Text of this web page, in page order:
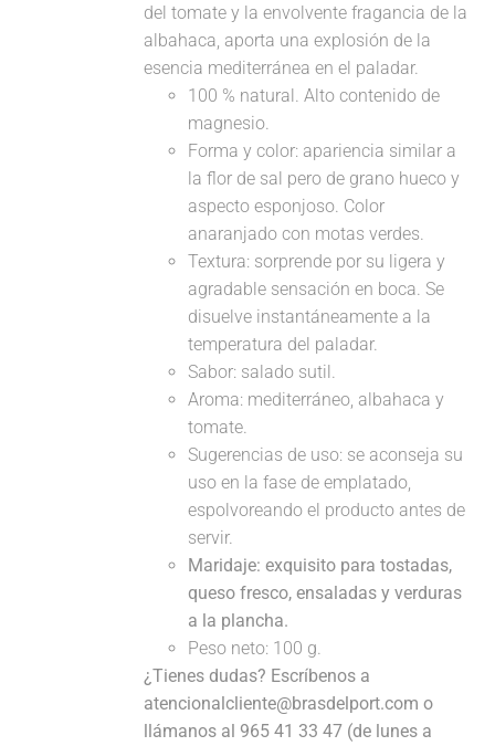
del tomate y la envolvente fragancia de la
albahaca, aporta una explosión de la
esencia mediterránea en el paladar.
100 % natural. Alto contenido de
magnesio.
Forma y color: apariencia similar a
la flor de sal pero de grano hueco y
aspecto esponjoso. Color
anaranjado con motas verdes.
Textura: sorprende por su ligera y
agradable sensación en boca. Se
disuelve instantáneamente a la
temperatura del paladar.
Sabor: salado sutil.
Aroma: mediterráneo, albahaca y
tomate.
Sugerencias de uso: se aconseja su
uso en la fase de emplatado,
espolvoreando el producto antes de
servir.
Maridaje: exquisito para tostadas,
queso fresco, ensaladas y verduras
a la plancha.
Peso neto: 100 g.
¿Tienes dudas? Escríbenos a
atencionalcliente@brasdelport.com o
llámanos al 965 41 33 47 (de lunes a